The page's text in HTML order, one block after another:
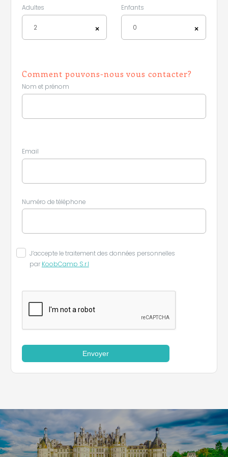
Adultes
×
2
Enfants
×
0
Comment pouvons-nous vous contacter?
Nom et prénom
Email
Numéro de téléphone
J’accepte le traitement des données personnelles
par KoobCamp S.r.l
Envoyer